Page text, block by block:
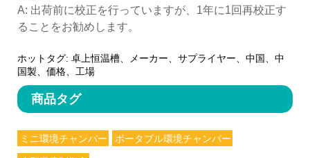
A: 出荷前に校正を行っていますが、1年に1回再校正す
ることをお勧めします。
ホットタグ: 卓上恒温槽、メーカー、サプライヤー、中国、中
国製、価格、工場
商品タグ
ミニ環境チャンバー ポータブル環境チャンバー